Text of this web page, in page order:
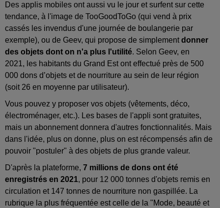
Des applis mobiles ont aussi vu le jour et surfent sur cette
tendance, à l'image de TooGoodToGo (qui vend à prix
cassés les invendus d'une journée de boulangerie par
exemple), ou de Geev, qui propose de simplementdonner
des objets dont on n'a plus l'utilité. Selon Geev, en
2021, les habitants du Grand Est ont effectué près de 500
000 dons d’objets et de nourriture au sein de leur région
(soit 26 en moyenne par utilisateur).
Vous pouvez y proposer vos objets (vêtements, déco,
électroménager, etc.). Les bases de l'appli sont gratuites,
mais un abonnement donnera d'autres fonctionnalités. Mais
dans l'idée, plus on donne, plus on est récompensés afin de
pouvoir "postuler" à des objets de plus grande valeur.
D'après la plateforme, 7 millions de dons ont été
enregistrés en 2021, pour 12 000 tonnes d'objets remis en
circulation et 147 tonnes de nourriture non gaspillée. La
rubrique la plus fréquentée est celle de la "Mode, beauté et